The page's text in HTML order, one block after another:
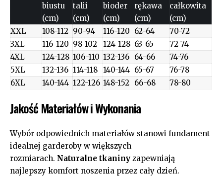
biustu
(cm)
talii
(cm)
bioder
(cm)
rękawa
(cm)
całkowita
(cm)
XXL
108-112 90-94 116-120 62-64
70-72
3XL
116-120 98-102 124-128 63-65
72-74
4XL
124-128 106-110 132-136 64-66
74-76
5XL
132-136 114-118 140-144 65-67
76-78
6XL
140-144 122-126 148-152 66-68 78-80
Jakość Materiałów i Wykonania
Wybór odpowiednich materiałów stanowi fundament
idealnej garderoby w większych
rozmiarach. Naturalne tkaniny zapewniają
najlepszy komfort noszenia przez cały dzień.